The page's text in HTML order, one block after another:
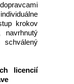
krokov
navrhnutý
licencií